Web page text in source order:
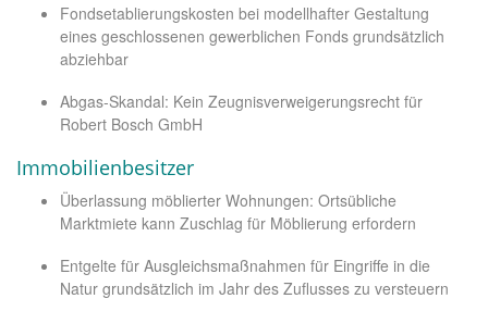
Fondsetablierungskosten bei modellhafter Gestaltung
eines geschlossenen gewerblichen Fonds grundsätzlich
abziehbar
Abgas-Skandal: Kein Zeugnisverweigerungsrecht für
Robert Bosch GmbH
Immobilienbesitzer
Überlassung möblierter Wohnungen: Ortsübliche
Marktmiete kann Zuschlag für Möblierung erfordern
Entgelte für Ausgleichsmaßnahmen für Eingriffe in die
Natur grundsätzlich im Jahr des Zuflusses zu versteuern